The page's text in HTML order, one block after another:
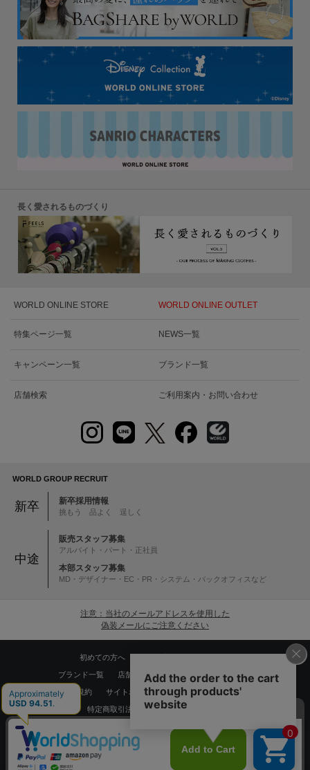
長く愛されるものづくり
WORLD ONLINE STORE WORLD ONLINE OUTLET
特集ページ一覧 NEWS一覧
キャンペーン一覧 ブランド一覧
店舗検索 ご利用案内・お問い合わせ
WORLD GROUP RECRUIT
新卒 新卒採用情報
挑もう 品よく 逞しく
中途
販売スタッフ募集
アルバイト・パート・正社員
本部スタッフ募集
MD・デザイナー・EC・PR・システム・バックオフィスなど
注意：当社のメールアドレスを使用した
偽装メールにご注意ください
初めての方へ
ブランド一覧 店舗検索 企業情報 株主優待制度
利用規約 サイトポリシー プライバシーポリシー
特定商取引法に基づく表記
Copyrights © WORLD CO.,LTD. All rights reserved.